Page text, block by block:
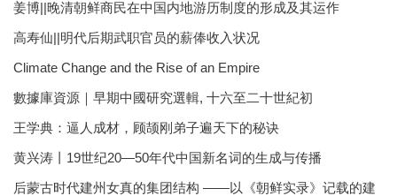
姜博||晚清朝鲜商民在中国内地游历制度的形成及其运作
高寿仙||明代后期武职官员的薪俸收入状况
Climate Change and the Rise of an Empire
數據庫資源｜早期中國研究選輯, 十六至二十世紀初
王学典：逼人成材，顾颉刚弟子遍天下的秘诀
黄兴涛丨19世纪20—50年代中国新名词的生成与传播
后蒙古时代建州女真的集团结构 ——以《朝鲜实录》记载的建